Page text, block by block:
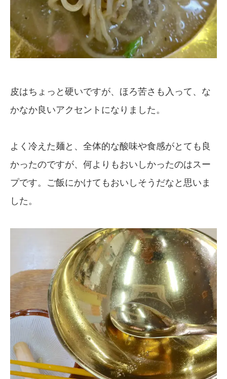
皮はちょっと硬いですが、ほろ苦さも入って、な
かなか良いアクセントになりました。
よく冷えた麺と、全体的な酸味や食感がとても良
かったのですが、何よりもおいしかったのはスー
プです。ご飯にかけてもおいしそうだなと思いま
した。